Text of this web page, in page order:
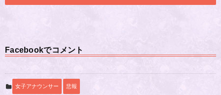
Facebookでコメント
女子アナウンサー 悲報